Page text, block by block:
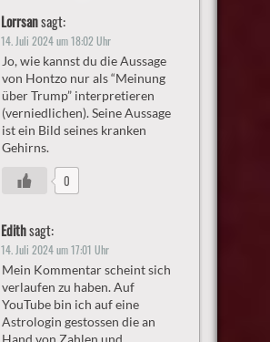
Lorrsansagt:
14. Juli 2024 um 18:02 Uhr
Jo, wie kannst du die Aussage
von Hontzo nur als “Meinung
über Trump” interpretieren
(verniedlichen). Seine Aussage
ist ein Bild seines kranken
Gehirns.
0
Edithsagt:
14. Juli 2024 um 17:01 Uhr
Mein Kommentar scheint sich
verlaufen zu haben. Auf
YouTube bin ich auf eine
Astrologin gestossen die an
Hand von Zahlen und